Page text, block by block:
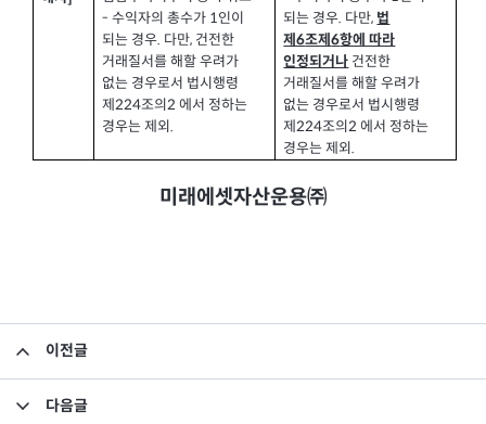
-수익자의 총수가 1인이
되는 경우. 다만, 건전한
거래질서를 해할 우려가
없는 경우로서 법시행령
제224조의2에서 정하는
경우는 제외.
되는 경우. 다만, 법
제6조제6항에 따라
인정되거나 건전한
거래질서를 해할 우려가
없는 경우로서 법시행령
제224조의2에서 정하는
경우는 제외.
미래에셋자산운용㈜
이전글
다음글